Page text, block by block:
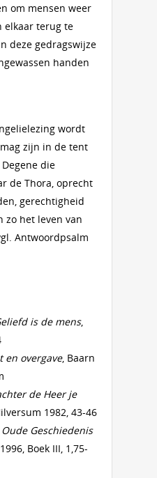
om mensen weer
elkaar terug te
deze gedragswijze
handen
wordt
zijn in de tent
die
de Thora, oprecht
gerechtigheid
zo het leven van
Antwoordpsalm
is de mens,
en overgave, Baarn
de Heer je
1982, 43-46
Oude Geschiedenis
Boek III, 1,75-